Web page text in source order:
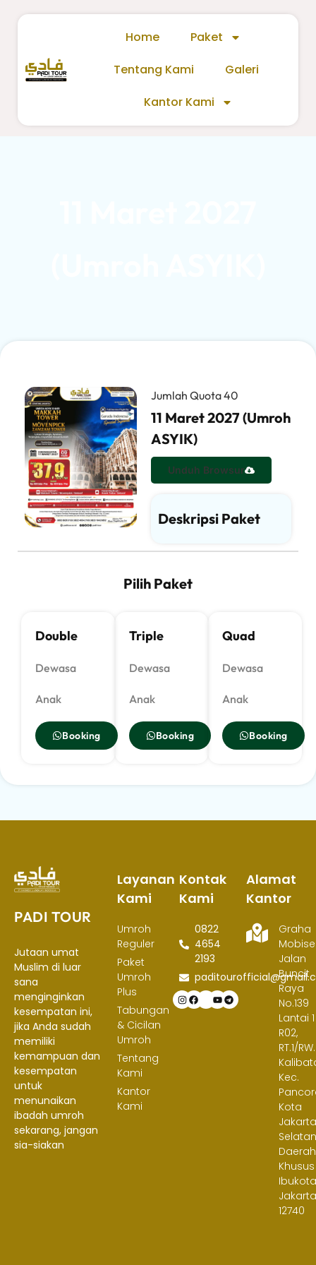
Home
Paket
Tentang Kami
Galeri
Kantor Kami
Jumlah Quota 40
11 Maret 2027 (Umroh
ASYIK)
Unduh Browsur
Deskripsi Paket
Pilih Paket
Double
Dewasa
Anak
Booking
Triple
Dewasa
Anak
Booking
Quad
Dewasa
Anak
Booking
PADI TOUR
Jutaan umat
Muslim di luar
sana
menginginkan
kesempatan ini,
jika Anda sudah
memiliki
kemampuan dan
kesempatan
untuk
menunaikan
ibadah umroh
sekarang, jangan
sia-siakan
Layanan
Kami
Umroh
Reguler
Paket
Umroh
Plus
Tabungan
& Cicilan
Umroh
Tentang
Kami
Kantor
Kami
Kontak
Kami
0822
4654
2193
Alamat
Kantor
Graha
Jalan
Buncit
Raya
No.139
Lantai 1
R02,
RT.1/
Kec.
Kota
Daerah
Khusus
12740